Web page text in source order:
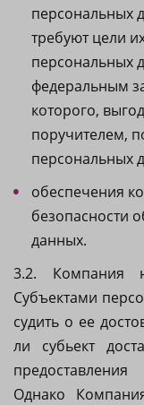
персональных
требуют цели
персональных
федеральным
которого,
поручителем,
персональных
обеспечения
безопасности
данных.
3.2. Компания
Субъектами
судить о ее
ли субьект
Однако